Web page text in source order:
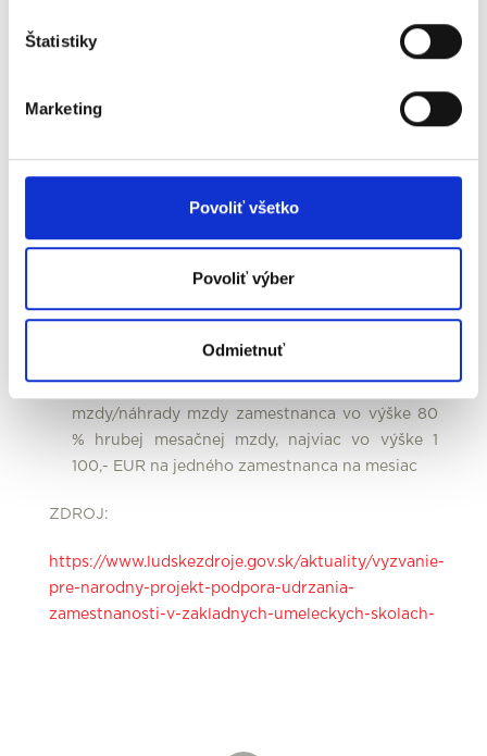
Štatistiky
Marketing
Povoliť všetko
Povoliť výber
Odmietnuť
nepedagogickí zamestnanci základných
práce vo verejnom záujme) alebo
zriaďovateľa, ak základná umelecká škola
nemá právnu subjektivitu (s výkonom práce v
základnej umeleckej škole).
Oprávnené územie:
Alokácia a príspevok:
mzdy/náhrady mzdy zamestnanca vo výške 80
% hrubej mesačnej mzdy, najviac vo výške 1
100,- EUR na jedného zamestnanca na mesiac
ZDROJ:
https://www.ludskezdroje.gov.sk/aktuality/vyzvanie-
pre-narodny-projekt-podpora-udrzania-
zamestnanosti-v-zakladnych-umeleckych-skolach-